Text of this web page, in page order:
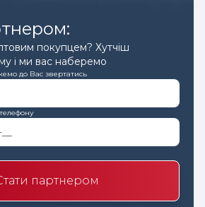
покупцем? Хутчіш
і ми вас наберемо
до Вас звертатись
партнером